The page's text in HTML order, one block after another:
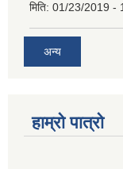
मिति: 01/23/2019 -
अन्य
हाम्रो पात्रो